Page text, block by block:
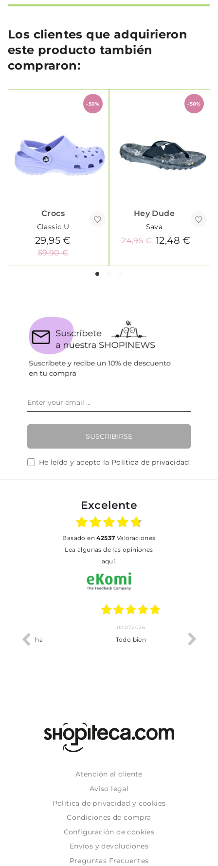
Los clientes que adquirieron
este producto también
compraron:
-50%
Crocs
Classic U
29,95 €
59,90 €
-50%
Hey Dude
Sava
12,48 €
24,95 €
SUSCRIBIRSE
He leído y acepto la Política de privacidad.
Excelente
basado en42537 Valoraciones
Lea algunas de las opiniones
aquí.
02.07.2026
Todo bien
Atención al cliente
Aviso legal
Politica de privacidad y cookies
Condiciones de compra
Configuración de cookies
Envíos y devoluciones
Preguntas Frecuentes